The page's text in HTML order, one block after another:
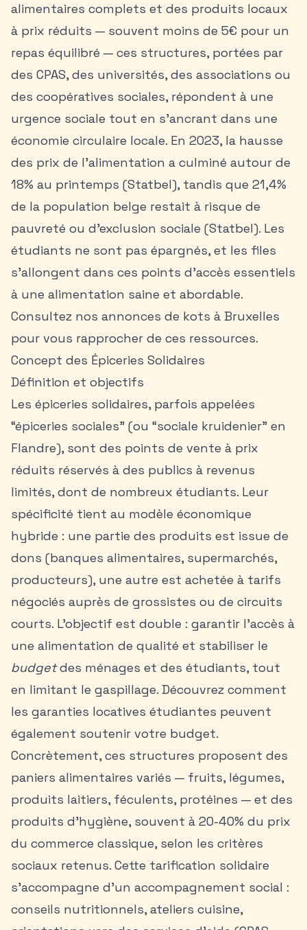
alimentaires complets et des produits locaux
à prix réduits — souvent moins de 5€ pour un
repas équilibré — ces structures, portées par
des CPAS, des universités, des associations ou
des coopératives sociales, répondent à une
urgence sociale tout en s’ancrant dans une
économie circulaire locale. En 2023, la hausse
des prix de l’alimentation a culminé autour de
18% au printemps (Statbel), tandis que 21,4%
de la population belge restait à risque de
pauvreté ou d’exclusion sociale (Statbel). Les
étudiants ne sont pas épargnés, et les files
s’allongent dans ces points d’accès essentiels
à une alimentation saine et abordable.
Consultez nos annonces de kots à Bruxelles
pour vous rapprocher de ces ressources.
Concept des Épiceries Solidaires
Définition et objectifs
Les épiceries solidaires, parfois appelées
“épiceries sociales” (ou “sociale kruidenier” en
Flandre), sont des points de vente à prix
réduits réservés à des publics à revenus
limités, dont de nombreux étudiants. Leur
spécificité tient au modèle économique
hybride : une partie des produits est issue de
dons (banques alimentaires, supermarchés,
producteurs), une autre est achetée à tarifs
négociés auprès de grossistes ou de circuits
courts. L’objectif est double : garantir l’accès à
une alimentation de qualité et stabiliser le
budgetdes ménages et des étudiants, tout
en limitant le gaspillage. Découvrez comment
les garanties locatives étudiantes peuvent
également soutenir votre budget.
Concrètement, ces structures proposent des
paniers alimentaires variés — fruits, légumes,
produits laitiers, féculents, protéines — et des
produits d’hygiène, souvent à 20-40% du prix
du commerce classique, selon les critères
sociaux retenus. Cette tarification solidaire
s’accompagne d’un accompagnement social :
conseils nutritionnels, ateliers cuisine,